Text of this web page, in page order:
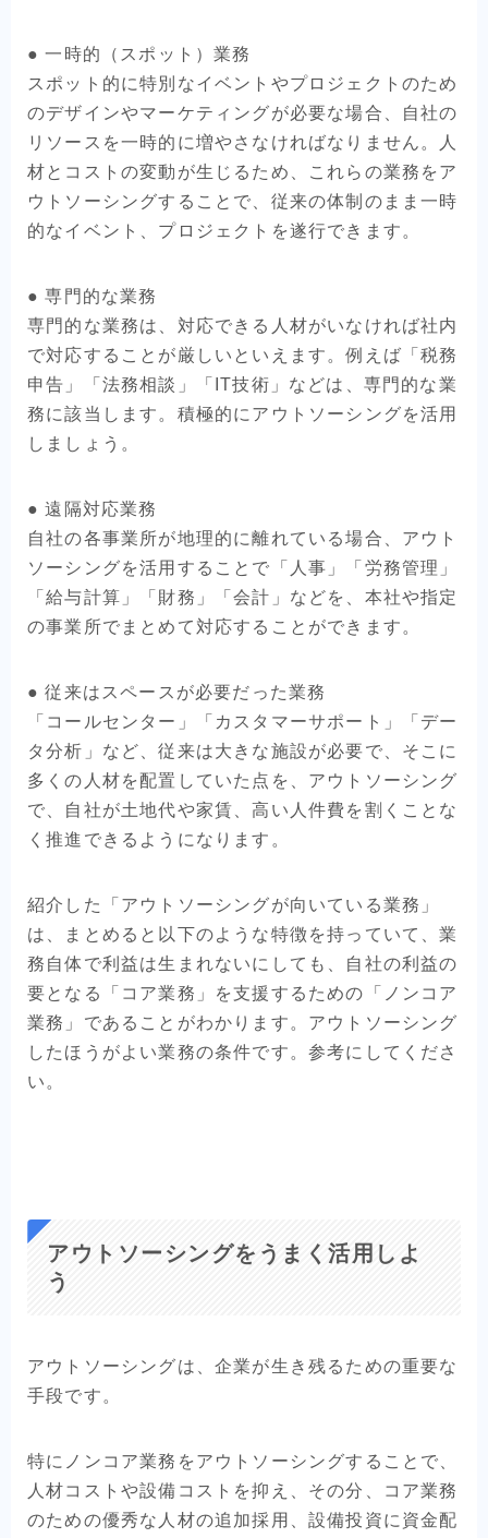
● 一時的（スポット）業務
スポット的に特別なイベントやプロジェクトのため
のデザインやマーケティングが必要な場合、自社の
リソースを一時的に増やさなければなりません。人
材とコストの変動が生じるため、これらの業務をア
ウトソーシングすることで、従来の体制のまま一時
的なイベント、プロジェクトを遂行できます。
● 専門的な業務
専門的な業務は、対応できる人材がいなければ社内
で対応することが厳しいといえます。例えば「税務
申告」「法務相談」「IT技術」などは、専門的な業
務に該当します。積極的にアウトソーシングを活用
しましょう。
● 遠隔対応業務
自社の各事業所が地理的に離れている場合、アウト
ソーシングを活用することで「人事」「労務管理」
「給与計算」「財務」「会計」などを、本社や指定
の事業所でまとめて対応することができます。
● 従来はスペースが必要だった業務
「コールセンター」「カスタマーサポート」「デー
タ分析」など、従来は大きな施設が必要で、そこに
多くの人材を配置していた点を、アウトソーシング
で、自社が土地代や家賃、高い人件費を割くことな
く推進できるようになります。
紹介した「アウトソーシングが向いている業務」
は、まとめると以下のような特徴を持っていて、業
務自体で利益は生まれないにしても、自社の利益の
要となる「コア業務」を支援するための「ノンコア
業務」であることがわかります。アウトソーシング
したほうがよい業務の条件です。参考にしてくださ
い。
アウトソーシングをうまく活用しよ
う
アウトソーシングは、企業が生き残るための重要な
手段です。
特にノンコア業務をアウトソーシングすることで、
人材コストや設備コストを抑え、その分、コア業務
のための優秀な人材の追加採用、設備投資に資金配